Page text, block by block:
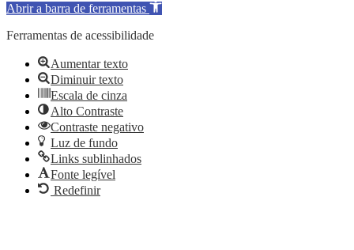
Abrir a barra de ferramentas
Ferramentas de acessibilidade
Aumentar texto
Diminuir texto
Escala de cinza
Alto Contraste
Contraste negativo
Luz de fundo
Links sublinhados
Fonte legível
Redefinir